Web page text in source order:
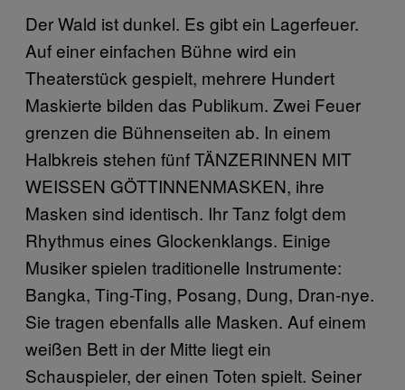
Der Wald ist dunkel. Es gibt ein Lagerfeuer.
Auf einer einfachen Bühne wird ein
Theaterstück gespielt, mehrere Hundert
Maskierte bilden das Publikum. Zwei Feuer
grenzen die Bühnenseiten ab. In einem
Halbkreis stehen fünf TÄNZERINNEN MIT
WEISSEN GÖTTINNENMASKEN, ihre
Masken sind identisch. Ihr Tanz folgt dem
Rhythmus eines Glockenklangs. Einige
Musiker spielen traditionelle Instrumente:
Bangka, Ting-Ting, Posang, Dung, Dran-nye.
Sie tragen ebenfalls alle Masken. Auf einem
weißen Bett in der Mitte liegt ein
Schauspieler, der einen Toten spielt. Seiner